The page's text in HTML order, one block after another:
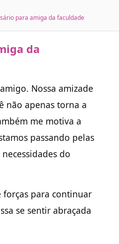
para amiga da faculdade
da
Nossa amizade
não apenas torna a
me motiva a
passando pelas
do
forças para continuar
se sentir abraçada